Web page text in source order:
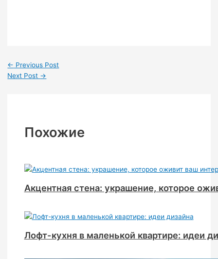
← Previous Post
Next Post →
Похожие
Акцентная стена: украшение, которое
Лофт-кухня в маленькой квартире: идеи